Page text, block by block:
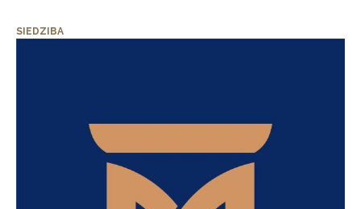
SIEDZIBA